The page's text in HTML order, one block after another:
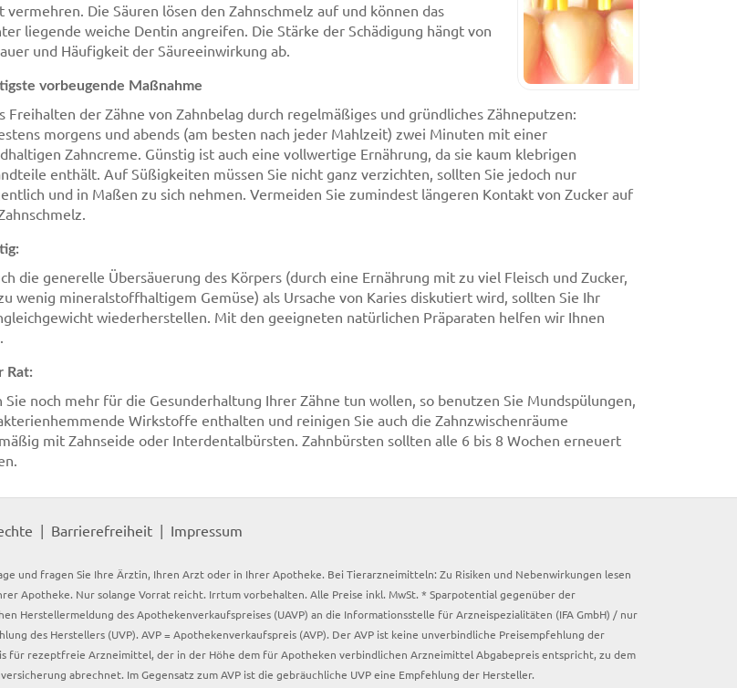
vermehren. Die Säuren lösen den Zahnschmelz auf und können das
liegende weiche Dentin angreifen. Die Stärke der Schädigung hängt von
und Häufigkeit der Säureeinwirkung ab.
vorbeugende Maßnahme
Freihalten der Zähne von Zahnbelag durch regelmäßiges und gründliches Zähneputzen:
morgens und abends (am besten nach jeder Mahlzeit) zwei Minuten mit einer
Zahncreme. Günstig ist auch eine vollwertige Ernährung, da sie kaum klebrigen
enthält. Auf Süßigkeiten müssen Sie nicht ganz verzichten, sollten Sie jedoch nur
und in Maßen zu sich nehmen. Vermeiden Sie zumindest längeren Kontakt von Zucker auf
die generelle Übersäuerung des Körpers (durch eine Ernährung mit zu viel Fleisch und Zucker,
wenig mineralstoffhaltigem Gemüse) als Ursache von Karies diskutiert wird, sollten Sie Ihr
wiederherstellen. Mit den geeigneten natürlichen Präparaten helfen wir Ihnen
Rat:
Sie noch mehr für die Gesunderhaltung Ihrer Zähne tun wollen, so benutzen Sie Mundspülungen,
Wirkstoffe enthalten und reinigen Sie auch die Zahnzwischenräume
mit Zahnseide oder Interdentalbürsten. Zahnbürsten sollten alle 6 bis 8 Wochen erneuert
Barrierefreiheit Impressum
und fragen Sie Ihre Ärztin, Ihren Arzt oder in Ihrer Apotheke. Bei Tierarzneimitteln: Zu Risiken und Nebenwirkungen lesen
Apotheke. Nur solange Vorrat reicht. Irrtum vorbehalten. Alle Preise inkl. MwSt. * Sparpotential gegenüber der
Herstellermeldung des Apothekenverkaufspreises (UAVP) an die Informationsstelle für Arzneispezialitäten (IFA GmbH) / nur
des Herstellers (UVP). AVP = Apothekenverkaufspreis (AVP). Der AVP ist keine unverbindliche Preisempfehlung der
für rezeptfreie Arzneimittel, der in der Höhe dem für Apotheken verbindlichen Arzneimittel Abgabepreis entspricht, zu dem
abrechnet. Im Gegensatz zum AVP ist die gebräuchliche UVP eine Empfehlung der Hersteller.